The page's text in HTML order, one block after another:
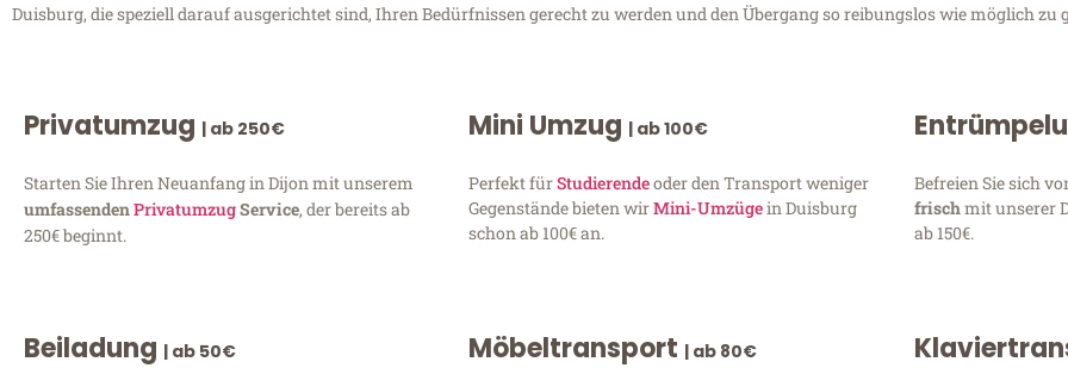
Duisburg, die speziell darauf ausgerichtet sind, Ihren Bedürfnissen gerecht zu werden und den Übergang so reibungslos wie möglich zu
Privatumzug | ab 250€
Starten Sie Ihren Neuanfang in Dijon mit unserem
umfassendenPrivatumzugService, der bereits ab
250€ beginnt.
Mini Umzug | ab 100€
Perfekt fürStudierendeoder den Transport weniger
Gegenstände bieten wirMini-Umzügein Duisburg
schon ab 100€ an.
Befreien Sie sich
frischmit unserer
ab 150€.
Beiladung | ab 50€ Möbeltransport | ab 80€